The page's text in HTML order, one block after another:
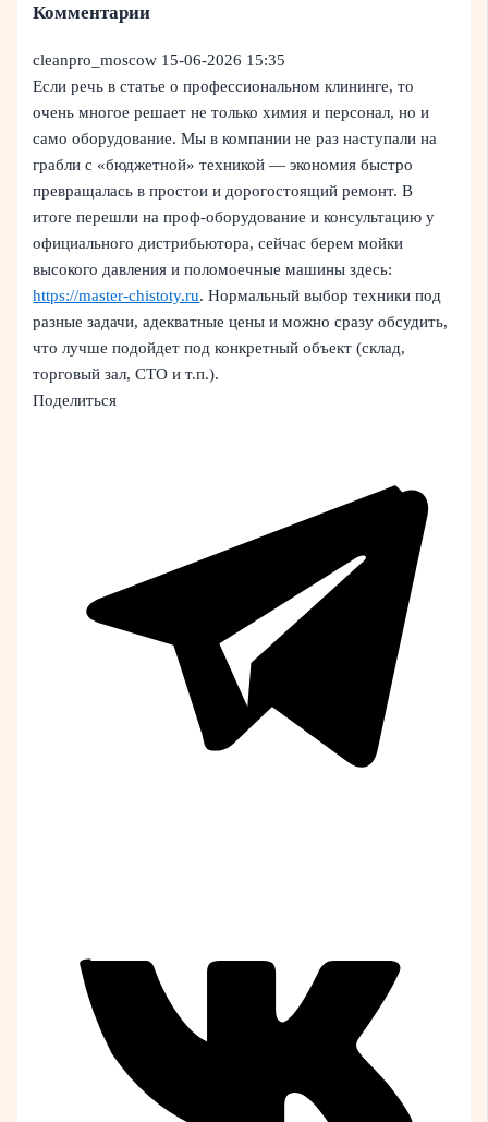
Комментарии
cleanpro_moscow 15-06-2026 15:35
Если речь в статье о профессиональном клининге, то
очень многое решает не только химия и персонал, но и
само оборудование. Мы в компании не раз наступали на
грабли с «бюджетной» техникой — экономия быстро
превращалась в простои и дорогостоящий ремонт. В
итоге перешли на проф‑оборудование и консультацию у
официального дистрибьютора, сейчас берем мойки
высокого давления и поломоечные машины здесь:
https://master-chistoty.ru. Нормальный выбор техники под
разные задачи, адекватные цены и можно сразу обсудить,
что лучше подойдет под конкретный объект (склад,
торговый зал, СТО и т.п.).
Поделиться